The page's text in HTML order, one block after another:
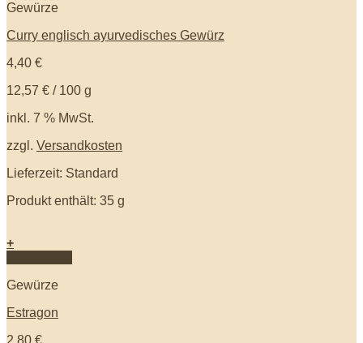
Gewürze
Curry englisch ayurvedisches Gewürz
4,40 €
12,57 € / 100 g
inkl. 7 % MwSt.
zzgl. Versandkosten
Lieferzeit: Standard
Produkt enthält: 35 g
+
Gewürze
Estragon